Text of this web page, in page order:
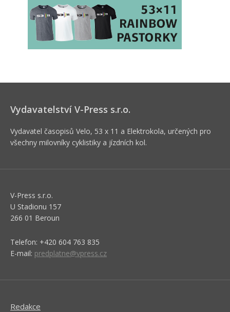
Vydavatelství V-Press s.r.o.
Vydavatel časopisů Velo, 53 x 11 a Elektrokola, určených pro
všechny milovníky cyklistiky a jízdních kol.
V-Press s.r.o.
U Stadionu 157
266 01 Beroun
Telefon: +420 604 763 835
E-mail: predplatne@vpress.cz
Redakce